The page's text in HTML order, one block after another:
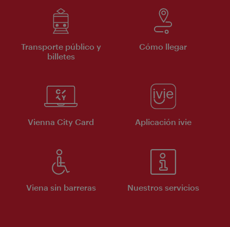
Transporte público y
billetes
Cómo llegar
Vienna City Card Aplicación ivie
Viena sin barreras Nuestros servicios